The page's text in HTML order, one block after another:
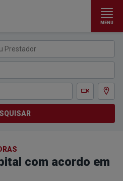
MENU
Teleconsulta
Ver
com acordo em